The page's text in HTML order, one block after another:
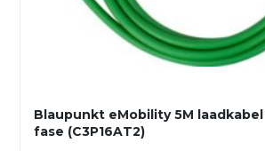
Blaupunkt eMobility 5M laadkabel
fase (C3P16AT2)